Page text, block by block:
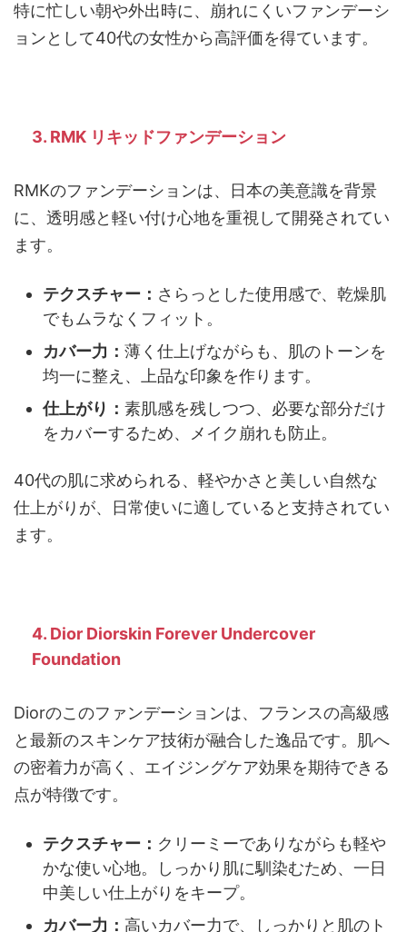
特に忙しい朝や外出時に、崩れにくいファンデーシ
ョンとして40代の女性から高評価を得ています。
3. RMK リキッドファンデーション
RMKのファンデーションは、日本の美意識を背景
に、透明感と軽い付け心地を重視して開発されてい
ます。
テクスチャー： さらっとした使用感で、乾燥肌
でもムラなくフィット。
カバー力： 薄く仕上げながらも、肌のトーンを
均一に整え、上品な印象を作ります。
仕上がり： 素肌感を残しつつ、必要な部分だけ
をカバーするため、メイク崩れも防止。
40代の肌に求められる、軽やかさと美しい自然な
仕上がりが、日常使いに適していると支持されてい
ます。
4. Dior Diorskin Forever Undercover
Foundation
Diorのこのファンデーションは、フランスの高級感
と最新のスキンケア技術が融合した逸品です。肌へ
の密着力が高く、エイジングケア効果を期待できる
点が特徴です。
テクスチャー： クリーミーでありながらも軽や
かな使い心地。しっかり肌に馴染むため、一日
中美しい仕上がりをキープ。
カバー力： 高いカバー力で、しっかりと肌のト